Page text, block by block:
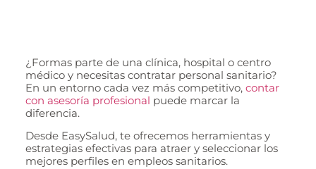
¿Formas parte de una clínica, hospital o centro
médico y necesitas contratar personal sanitario?
En un entorno cada vez más competitivo, contar
con asesoría profesional puede marcar la
diferencia.
Desde EasySalud, te ofrecemos herramientas y
estrategias efectivas para atraer y seleccionar los
mejores perfiles en empleos sanitarios.